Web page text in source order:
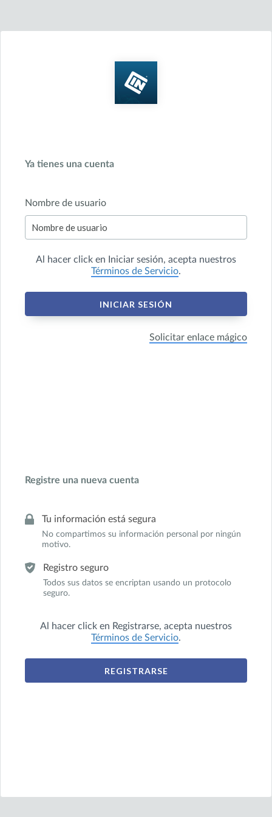
Ya tienes una cuenta
Nombre de usuario
Al hacer click en Iniciar sesión, acepta nuestros
Términos de Servicio.
INICIAR SESIÓN
Solicitar enlace mágico
Registre una nueva cuenta
Tu información está segura
No compartimos su información personal por ningún
motivo.
Registro seguro
Todos sus datos se encriptan usando un protocolo
seguro.
Al hacer click en Registrarse, acepta nuestros
Términos de Servicio.
REGISTRARSE